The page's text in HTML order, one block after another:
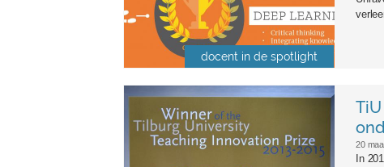
docent in de spotlight
20
In